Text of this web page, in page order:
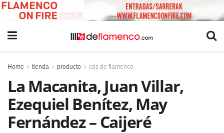
Home tienda producto cds de flamenco
La Macanita, Juan Villar,
Ezequiel Benítez, May
Fernández – Caijeré